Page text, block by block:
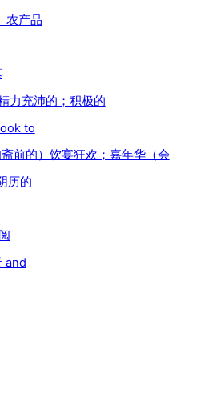
农产品
力充沛的；积极的
to
前的）饮宴狂欢；嘉年华（会
历的
and